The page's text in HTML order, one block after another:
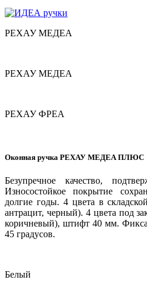
РЕХАУ МЕДЕА
РЕХАУ МЕДЕА
РЕХАУ ФРЕА
Оконная ручка РЕХАУ МЕДЕА ПЛЮС
Безупречное качество,
Износостойкое покрытие
долгие годы. 4 цвета в
антрацит, черный). 4 цвета под
коричневый), штифт 40 мм.
45 градусов.
Белый